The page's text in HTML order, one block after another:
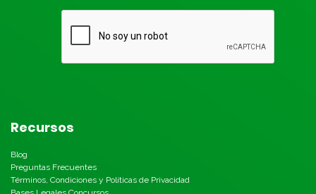
Recursos
Blog
Preguntas Frecuentes
Términos, Condiciones y Políticas de Privacidad